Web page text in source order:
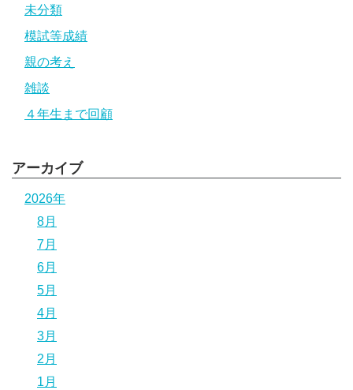
未分類
模試等成績
親の考え
雑談
４年生まで回顧
アーカイブ
2026年
8月
7月
6月
5月
4月
3月
2月
1月